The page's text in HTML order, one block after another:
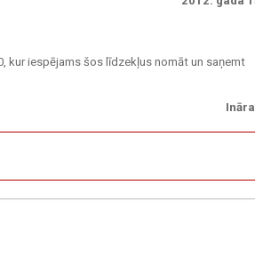
kur iespējams šos līdzekļus nomāt un saņemt